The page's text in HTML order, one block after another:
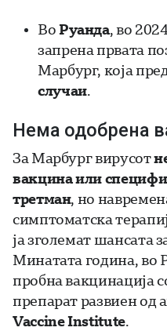
Во Руанда, во
запрена првата
Марбург, која
случаи.
Нема одобрена
За Марбург вирусот
вакцина или
третман, но
симптоматска
ја зголемат шансата
Минатата година, во
пробна вакцинација
препарат развиен од
Vaccine Institute.